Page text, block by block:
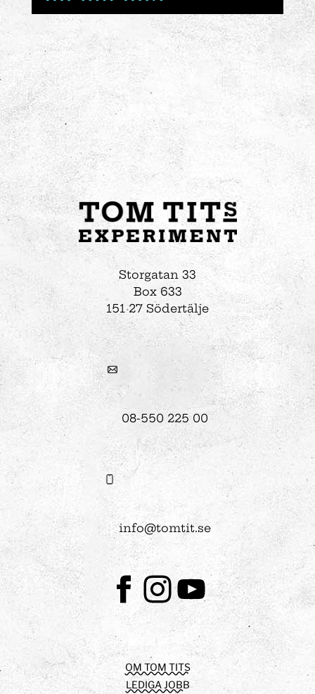
Storgatan 33
Box 633
151 27 Södertälje
08-550 225 00
info@tomtit.se
FacebookInstagram
Youtube
OM TOM TITS
LEDIGA JOBB